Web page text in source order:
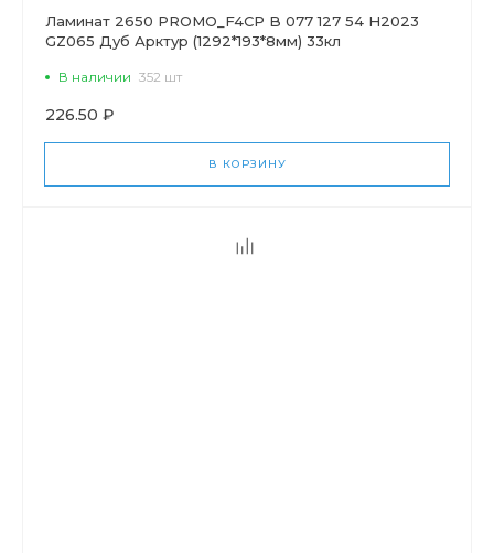
Ламинат 2650 PROMO_F4CP B 077 127 54 H2023
GZ065 Дуб Арктур (1292*193*8мм) 33кл
В наличии 352 шт
226.50 ₽
В КОРЗИНУ